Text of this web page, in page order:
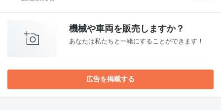
機械や車両を販売しますか？
あなたは私たちと一緒にすることができます！
広告を掲載する